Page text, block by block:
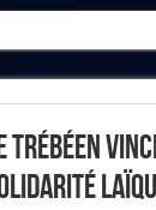
Trébéen